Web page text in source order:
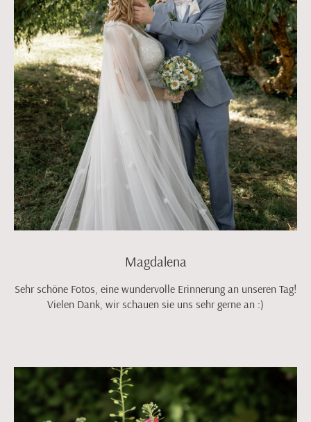
Magdalena
Sehr schöne Fotos, eine wundervolle Erinnerung an unseren Tag!
Vielen Dank, wir schauen sie uns sehr gerne an :)